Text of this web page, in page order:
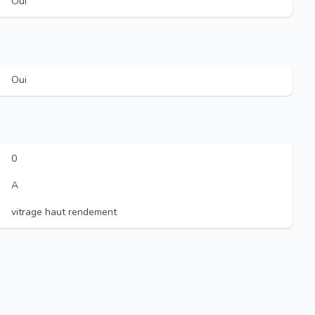
Oui
0
A
vitrage haut rendement